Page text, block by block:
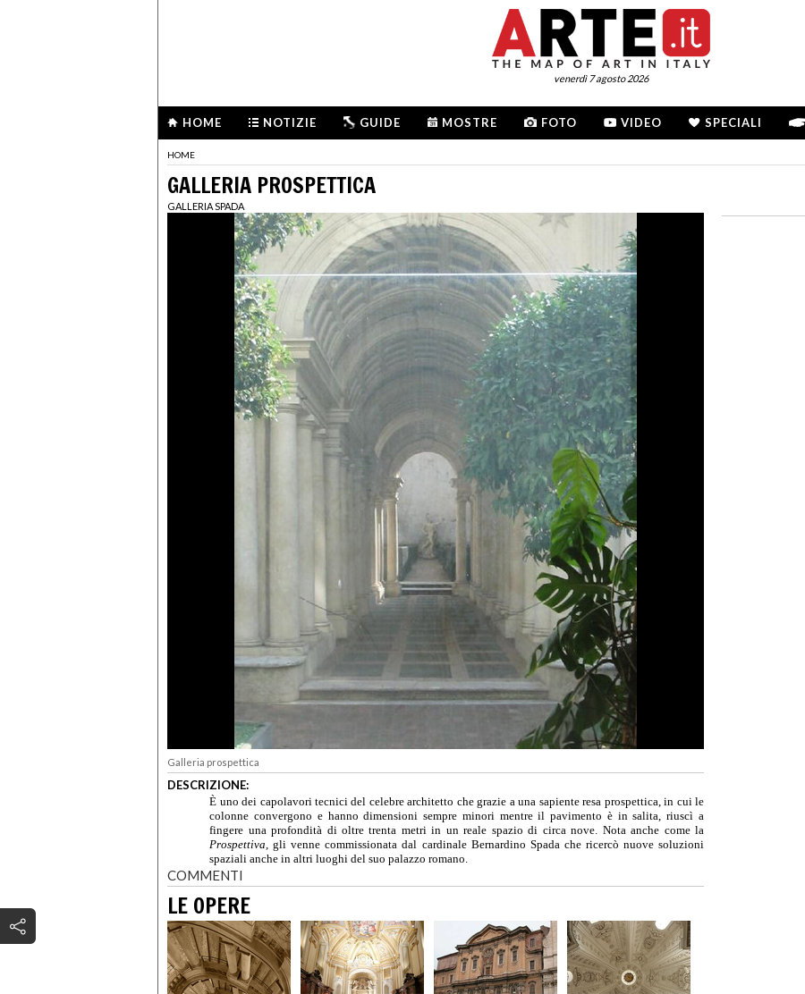
venerdì 7 agosto 2026
HOME NOTIZIE GUIDE MOSTRE FOTO VIDEO SPECIALI
HOME
GALLERIA PROSPETTICA
GALLERIA SPADA
Galleria prospettica
DESCRIZIONE:
È uno dei capolavori tecnici del celebre architetto che grazie a una sapiente resa prospettica, in cui le
colonne convergono e hanno dimensioni sempre minori mentre il pavimento è in salita, riuscì a
fingere una profondità di oltre trenta metri in un reale spazio di circa nove. Nota anche come la
Prospettiva , gli venne commissionata dal cardinale Bernardino Spada che ricercò nuove soluzioni
spaziali anche in altri luoghi del suo palazzo romano.
COMMENTI
LE OPERE